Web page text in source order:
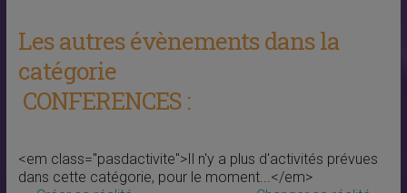
Les autres évènements dans la
catégorie
CONFERENCES :
<em class="pasdactivite">Il n'y a plus d'activités prévues
dans cette catégorie, pour le moment...</em>